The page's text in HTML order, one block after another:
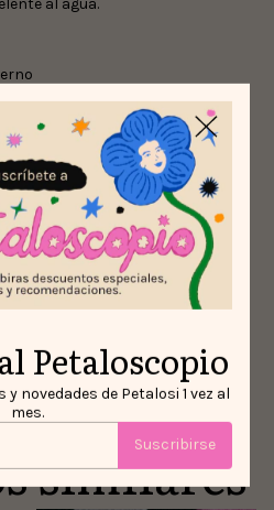
al agua.
por ambos lados para un toque
Apoya lo local, con envíos
Colombia.
compra
similares
Petaloscopio
novedades de Petalosi 1 vez al
mes.
Suscribirse